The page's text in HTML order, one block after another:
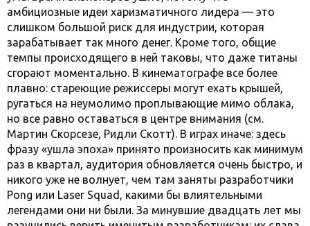
амбициозные идеи харизматичного лидера — это
слишком большой риск для индустрии, которая
зарабатывает так много денег. Кроме того, общие
темпы происходящего в ней таковы, что даже титаны
сгорают моментально. В кинематографе все более
плавно: стареющие режиссеры могут ехать крышей,
ругаться на неумолимо проплывающие мимо облака,
но все равно оставаться в центре внимания (см.
Мартин Скорсезе, Ридли Скотт). В играх иначе: здесь
фразу «ушла эпоха» принято произносить как минимум
раз в квартал, аудитория обновляется очень быстро, и
никого уже не волнует, чем там заняты разработчики
Pong или Laser Squad, какими бы влиятельными
легендами они ни были. За минувшие двадцать лет мы